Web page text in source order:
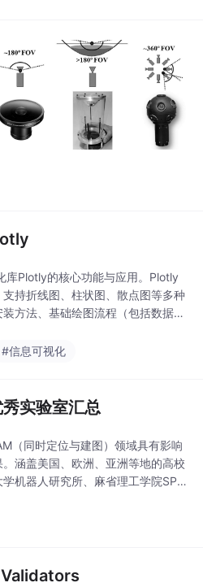
库Plotly的核心功能与应用。Plotly
持折线图、柱状图、散点图等多种
方法、基础绘图流程（包括数据生
Pandas数据集成、图表保存为HT
#信息可视化
实验室汇总
（同时定位与建图）领域具有影响
涵盖美国、欧洲、亚洲等地的高校
机器人研究所、麻省理工学院SPA
视觉/激光SLAM、语义导航、多机